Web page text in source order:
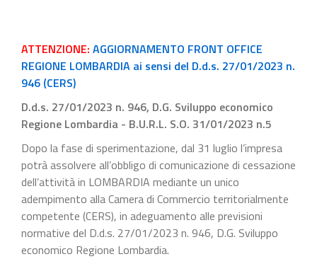
ATTENZIONE: AGGIORNAMENTO FRONT OFFICE
REGIONE LOMBARDIA ai sensi del D.d.s. 27/01/2023 n.
946 (CERS)
D.d.s. 27/01/2023 n. 946, D.G. Sviluppo economico
Regione Lombardia - B.U.R.L. S.O. 31/01/2023 n.5
Dopo la fase di sperimentazione, dal 31 luglio l’impresa
potrà assolvere all’obbligo di comunicazione di cessazione
dell’attività in LOMBARDIA mediante un unico
adempimento alla Camera di Commercio territorialmente
competente (CERS), in adeguamento alle previsioni
normative del D.d.s. 27/01/2023 n. 946, D.G. Sviluppo
economico Regione Lombardia.